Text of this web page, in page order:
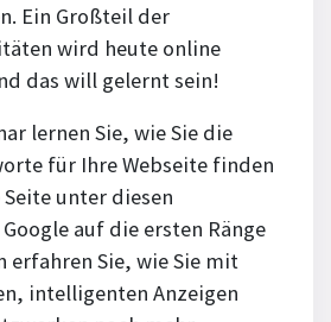
Ein Großteil der
wird heute online
das will gelernt sein!
lernen Sie, wie Sie die
für Ihre Webseite finden
unter diesen
auf die ersten Ränge
erfahren Sie, wie Sie mit
intelligenten Anzeigen